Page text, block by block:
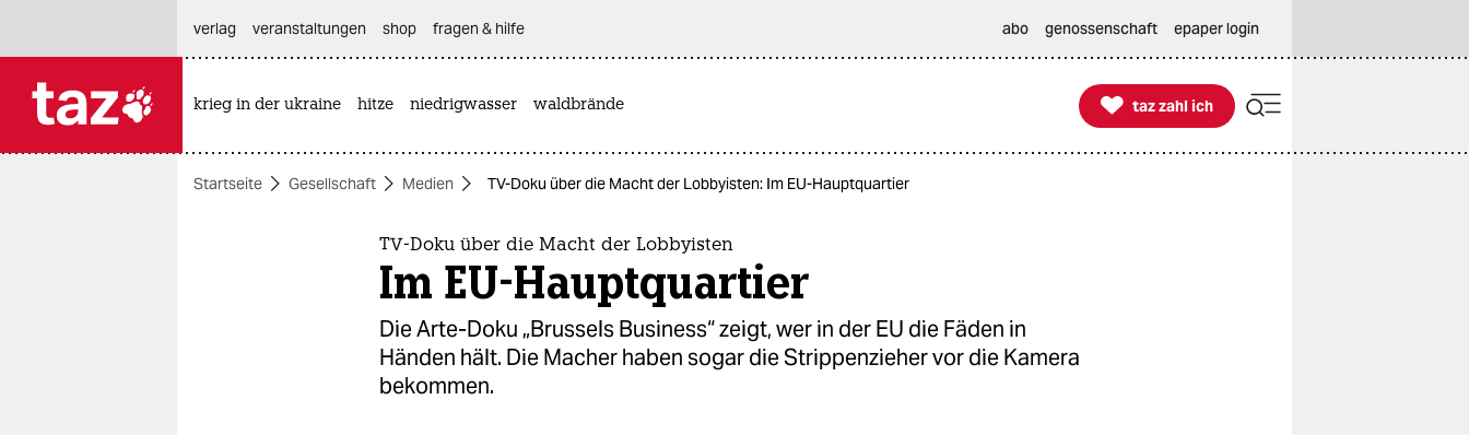
themen
verlag
veranstaltungen shop fragen & hilfe abo genossenschaft epaper login
krieg in der ukraine hitze niedrigwasser waldbrände 
taz zahl ich
taz zahl ich
Startseite Gesellschaft Medien TV-Doku über die Macht der Lobbyisten: Im EU-Hauptquartier
TV-Doku über die Macht der Lobbyisten
Im EU-Hauptquartier
Die Arte-Doku „Brussels Business“ zeigt, wer in der EU die Fäden in
Händen hält. Die Macher haben sogar die Strippenzieher vor die Kamera
bekommen.